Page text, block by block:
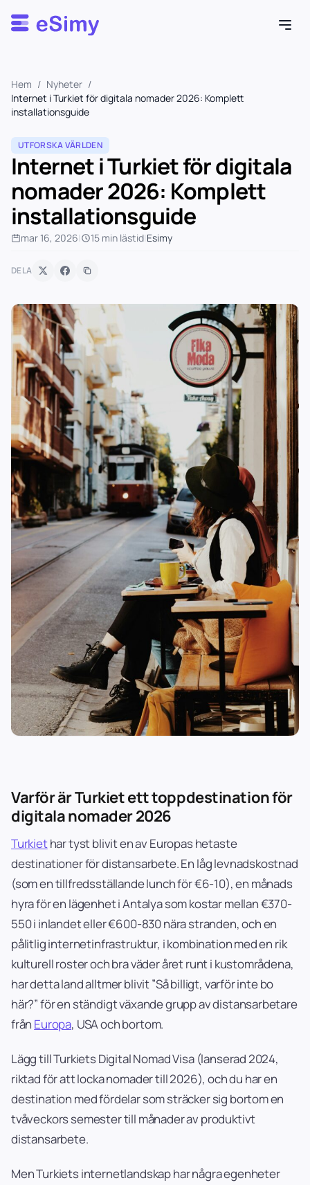
Esimy
Hem / Nyheter /
Internet i Turkiet för digitala nomader 2026: Komplett
installationsguide
UTFORSKA VÄRLDEN
Internet i Turkiet för digitala
nomader 2026: Komplett
installationsguide
mar 16, 2026| 15 min lästid|Esimy
DELA
Varför är Turkiet ett toppdestination för
digitala nomader 2026
Turkiethar tyst blivit en av Europas hetaste
destinationer för distansarbete. En låg levnadskostnad
(som en tillfredsställande lunch för €6-10), en månads
hyra för en lägenhet i Antalya som kostar mellan €370-
550 i inlandet eller €600-830 nära stranden, och en
pålitlig internetinfrastruktur, i kombination med en rik
kulturell roster och bra väder året runt i kustområdena,
har detta land alltmer blivit ”Så billigt, varför inte bo
här?” för en ständigt växande grupp av distansarbetare
från Europa, USA och bortom.
Lägg till Turkiets Digital Nomad Visa (lanserad 2024,
riktad för att locka nomader till 2026), och du har en
destination med fördelar som sträcker sig bortom en
tvåveckors semester till månader av produktivt
distansarbete.
Men Turkiets internetlandskap har några egenheter